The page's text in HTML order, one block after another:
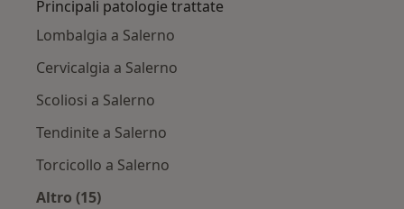
Principali patologie trattate
Lombalgia a Salerno
Cervicalgia a Salerno
Scoliosi a Salerno
Tendinite a Salerno
Torcicollo a Salerno
Altro (15)